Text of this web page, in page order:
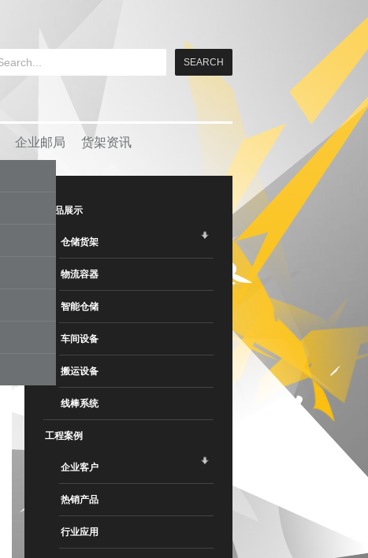
企业邮局 货架资讯
产品展示
仓储货架
物流容器
智能仓储
车间设备
搬运设备
线棒系统
工程案例
企业客户
热销产品
行业应用